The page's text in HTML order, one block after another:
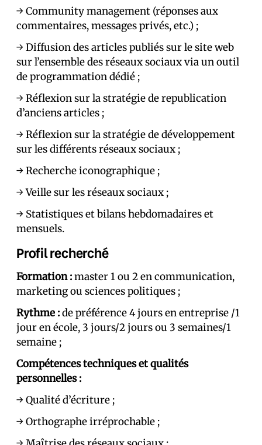
→ Community management (réponses aux
commentaires, messages privés, etc.) ;
→ Diffusion des articles publiés sur le site web
sur l’ensemble des réseaux sociaux via un outil
de programmation dédié ;
→ Réflexion sur la stratégie de republication
d’anciens articles ;
→ Réflexion sur la stratégie de développement
sur les différents réseaux sociaux ;
→ Recherche iconographique ;
→ Veille sur les réseaux sociaux ;
→ Statistiques et bilans hebdomadaires et
mensuels.
Profil recherché
Formation :master 1 ou 2 en communication,
marketing ou sciences politiques ;
Rythme :de préférence 4 jours en entreprise /1
jour en école, 3 jours/2 jours ou 3 semaines/1
semaine ;
Compétences techniques et qualités
personnelles :
→ Qualité d’écriture ;
→ Orthographe irréprochable ;